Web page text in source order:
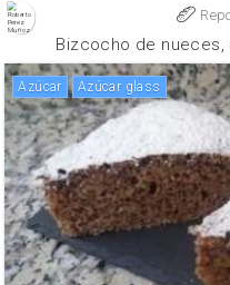
Bizcocho de nueces,
Azúcar Azúcar glass